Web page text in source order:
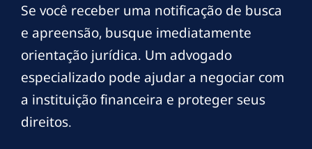
Se você receber uma notificação de busca
e apreensão, busque imediatamente
orientação jurídica. Um advogado
especializado pode ajudar a negociar com
a instituição financeira e proteger seus
direitos.